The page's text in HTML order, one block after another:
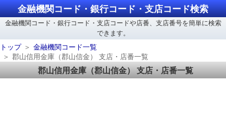
金融機関コード・銀行コード・支店コード検索
金融機関コード・銀行コード・支店コードや店番、支店番号を簡単に検索
できます。
トップ
金融機関コード一覧
郡山信用金庫（郡山信金） 支店・店番一覧
郡山信用金庫（郡山信金） 支店・店番一覧